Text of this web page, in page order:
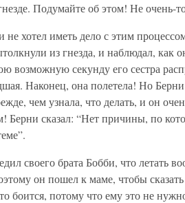
Подумайте об этом! Не очень-
не хотел иметь дело с этим
из гнезда, и наблюдал,
возможную секунду его сестра
Наконец, она полетела! Но Берни
чем узнала, что делать, и он
Берни сказал: “Нет причины, по
своего брата Бобби, что летать
он пошел к маме, чтобы
боится, потому что ему это не